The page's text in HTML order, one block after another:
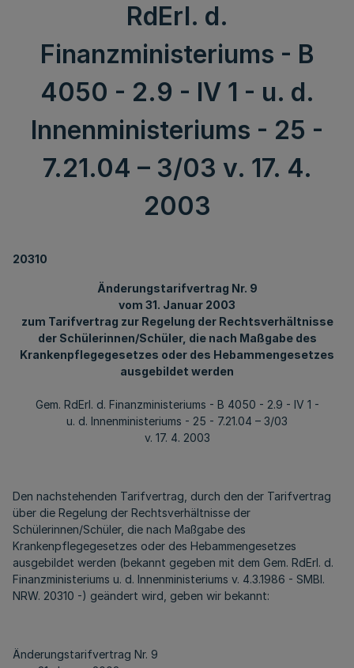
RdErl. d.
Finanzministeriums - B
4050 - 2.9 - IV 1 - u. d.
Innenministeriums - 25 -
7.21.04 – 3/03 v. 17. 4.
2003
20310
Änderungstarifvertrag Nr. 9
vom 31. Januar 2003
zum Tarifvertrag zur Regelung der Rechtsverhältnisse
der Schülerinnen/Schüler, die nach Maßgabe des
Krankenpflegegesetzes oder des Hebammengesetzes
ausgebildet werden
Gem. RdErl. d. Finanzministeriums - B 4050 - 2.9 - IV 1 -
u. d. Innenministeriums - 25 - 7.21.04 – 3/03
v. 17. 4. 2003
Den nachstehenden Tarifvertrag, durch den der Tarifvertrag
über die Regelung der Rechtsverhältnisse der
Schülerinnen/Schüler, die nach Maßgabe des
Krankenpflegegesetzes oder des Hebammengesetzes
ausgebildet werden (bekannt gegeben mit dem Gem. RdErl. d.
Finanzministeriums u. d. Innenministeriums v. 4.3.1986 - SMBl.
NRW. 20310 -) geändert wird, geben wir bekannt:
Änderungstarifvertrag Nr. 9